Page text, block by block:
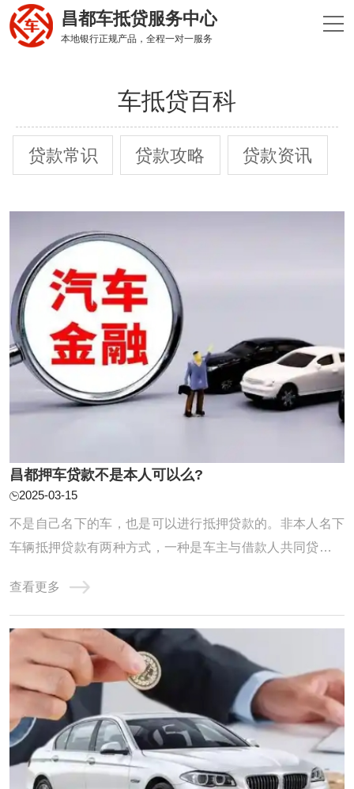
昌都车抵贷服务中心
本地银行正规产品，全程一对一服务
车抵贷百科
贷款常识 贷款攻略 贷款资讯
昌都押车贷款不是本人可以么?
2025-03-15
不是自己名下的车，也是可以进行抵押贷款的。非本人名下
车辆抵押贷款有两种方式，一种是车主与借款人共同贷款，
资人作为借款人，车主无需到场办理相关手续。不过，由于
不清楚抵押车辆是否在征得车主的同意下进行，所以贷款机
构会通过提高利息的方式，弥补经营风险。正 ...
查看更多